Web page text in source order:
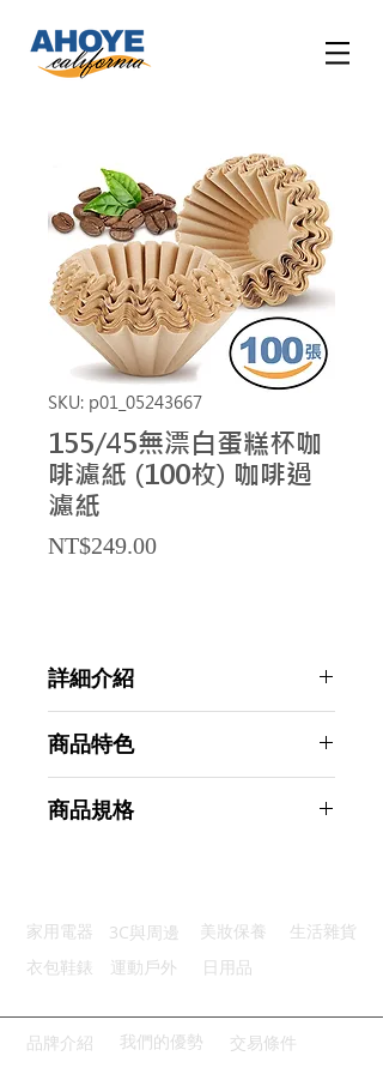
SKU: p01_05243667
155/45無漂白蛋糕杯咖
啡濾紙 (100枚) 咖啡過
濾紙
NT$249.00Price
詳細介紹
商品特色
安全健康：純粹原色無漂白烘焙紙
商品規格
主要材質：紙
商品尺寸：10*10*9cm
產地名稱：中國大陸
代理商：亞桓有限公司
家用電器 3C與周邊 美妝保養
生活雜貨
衣包鞋錶
運動戶外 日用品
品牌介紹 我們的優勢 交易條件